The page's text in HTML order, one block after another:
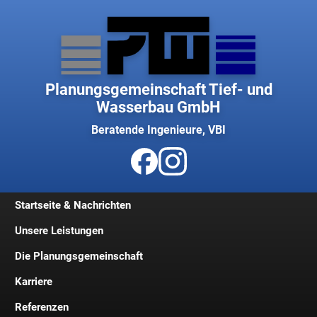
Planungsgemeinschaft Tief- und
Wasserbau GmbH
Beratende Ingenieure, VBI
Startseite & Nachrichten
Unsere Leistungen
Die Planungsgemeinschaft
Geschichte
Geschäftsleitung
Karriere
Jobs und Stellenangebote
Referenzen